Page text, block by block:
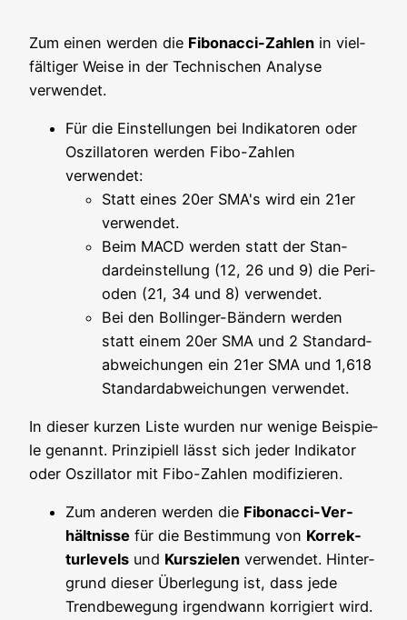
Zum einen wer­den die Fibo­nac­ci-Zah­len in viel­
fäl­ti­ger Wei­se in der Tech­ni­schen Ana­ly­se
verwendet.
Für die Ein­stel­lun­gen bei Indi­ka­to­ren oder
Oszil­la­to­ren wer­den Fibo-Zah­len
verwendet:
Statt eines 20er SMA's wird ein 21er
verwendet.
Beim MACD wer­den statt der Stan­
dard­ein­stel­lung (12, 26 und 9) die Peri­
oden (21, 34 und 8) verwendet.
Bei den Bol­lin­ger-Bän­dern wer­den
statt einem 20er SMA und 2 Stan­dard­
ab­wei­chun­gen ein 21er SMA und 1,618
Stan­dard­ab­wei­chun­gen verwendet.
In die­ser kur­zen Lis­te wur­den nur weni­ge Bei­spie­
le genannt. Prin­zi­pi­ell lässt sich jeder Indi­ka­tor
oder Oszil­la­tor mit Fibo-Zah­len modifizieren.
Zum ande­ren wer­den die Fibo­nac­ci-Ver­
hält­nis­se für die Bestim­mung von Kor­rek­
tur­le­vels und Kurs­zie­len ver­wen­det. Hin­ter­
grund die­ser Über­le­gung ist, dass jede
Trend­be­we­gung irgend­wann kor­ri­giert wird.